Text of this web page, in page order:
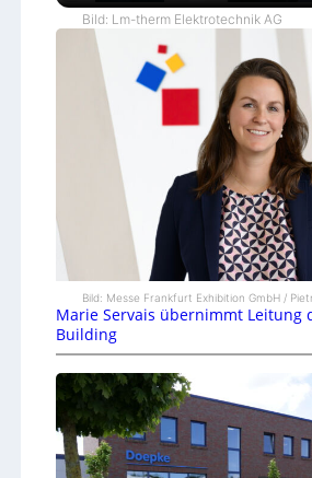
Bild: Lm-therm Elektrotechnik AG
Bild: Messe Frankfurt Exhibition GmbH /
Marie Servais übernimmt Leitung
Building